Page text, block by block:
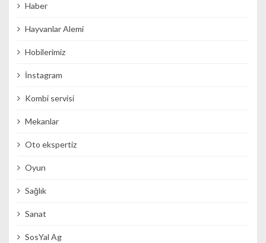
Haber
Hayvanlar Alemi
Hobilerimiz
İnstagram
Kombi servisi
Mekanlar
Oto ekspertiz
Oyun
Sağlık
Sanat
SosYal Ag